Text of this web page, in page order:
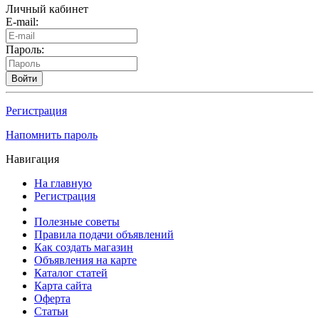
Личный кабинет
E-mail:
Пароль:
Войти
Регистрация
Напомнить пароль
Навигация
На главную
Регистрация
Полезные советы
Правила подачи объявлений
Как создать магазин
Объявления на карте
Каталог статей
Карта сайта
Оферта
Статьи